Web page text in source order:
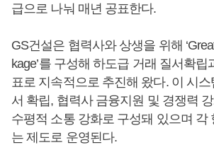
급으로 나눠 매년 공표한다.
GS건설은 협력사와 상생을 위해
kage’를 구성해 하도급 거래 질서확립
표로 지속적으로 추진해 왔다. 이 시
서 확립, 협력사 금융지원 및 경쟁력
수평적 소통 강화로 구성돼 있으며 각
는 제도로 운영된다.